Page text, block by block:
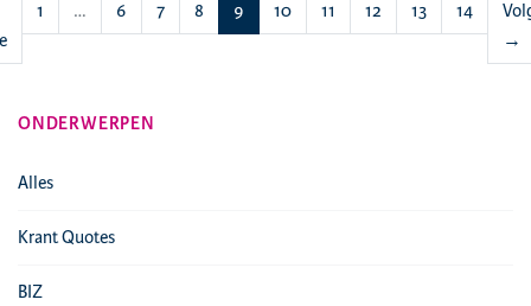
1 … 6 7 8 9 (huidige)
10 11 12 13 14
→
ONDERWERPEN
Alles
Krant Quotes
BIZ